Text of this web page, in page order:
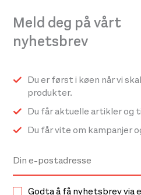
Meld deg på vårt
nyhetsbrev
Du er først i køen når vi
produkter.
Du får aktuelle artikler og
Du får vite om kampanjer
Godta å få nyhetsbrev via